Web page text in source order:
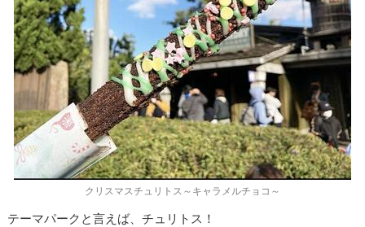
クリスマスチュリトス～キャラメルチョコ～
テーマパークと言えば、チュリトス！